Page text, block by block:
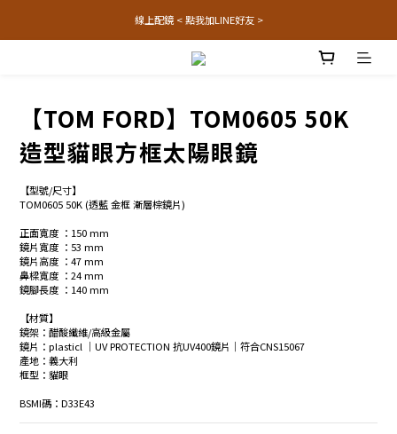
線上配鏡 < 點我加LINE好友 >
【TOM FORD】TOM0605 50K
造型貓眼方框太陽眼鏡
【型號/尺寸】
TOM0605 50K (透藍 金框 漸層棕鏡片)
正面寬度 ：150 mm
鏡片寬度 ：53 mm
鏡片高度 ：47 mm
鼻樑寬度 ：24 mm
鏡腳長度 ：140 mm
【材質】
鏡架：醋酸纖維/高級金屬
鏡片：plasticl │UV PROTECTION 抗UV400鏡片│符合CNS15067
產地：義大利
框型：貓眼
BSMI碼：D33E43